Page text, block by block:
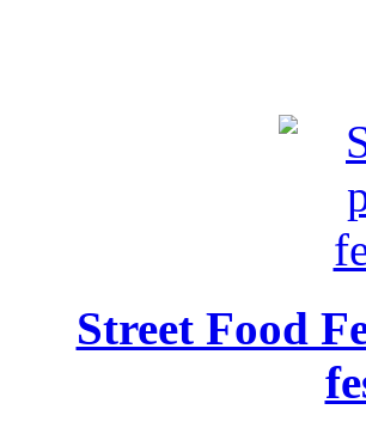
Street Food